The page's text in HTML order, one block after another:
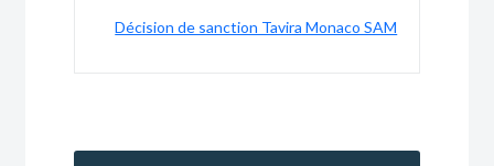
Les certifications professionnelles
Décision de sanction Tavira Monaco SAM